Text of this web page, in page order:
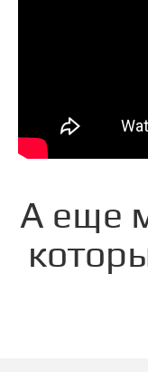
А еще